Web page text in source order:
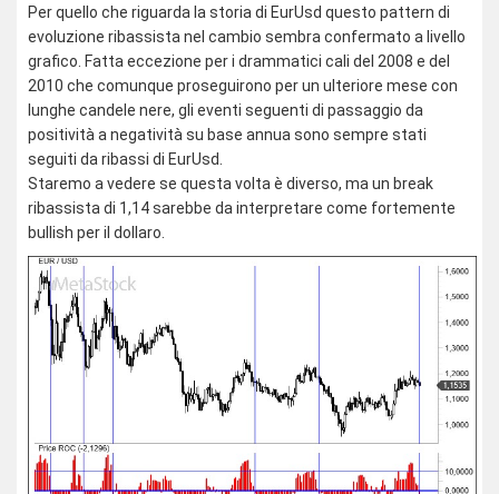
Per quello che riguarda la storia di EurUsd questo pattern di
evoluzione ribassista nel cambio sembra confermato a livello
grafico. Fatta eccezione per i drammatici cali del 2008 e del
2010 che comunque proseguirono per un ulteriore mese con
lunghe candele nere, gli eventi seguenti di passaggio da
positività a negatività su base annua sono sempre stati
seguiti da ribassi di EurUsd.
Staremo a vedere se questa volta è diverso, ma un break
ribassista di 1,14 sarebbe da interpretare come fortemente
bullish per il dollaro.